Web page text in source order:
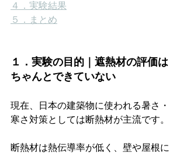
４．実験結果
５．まとめ
１．実験の目的｜遮熱材の評価は
ちゃんとできていない
現在、日本の建築物に使われる暑さ・
寒さ対策としては断熱材が主流です。
断熱材は熱伝導率が低く、壁や屋根に